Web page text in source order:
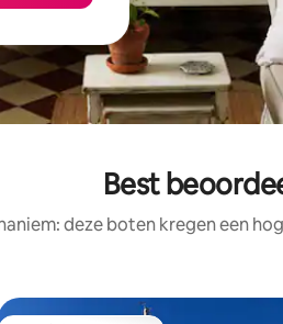
Best
deze boten kregen een